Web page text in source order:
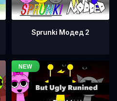
Sprunki Модед 2